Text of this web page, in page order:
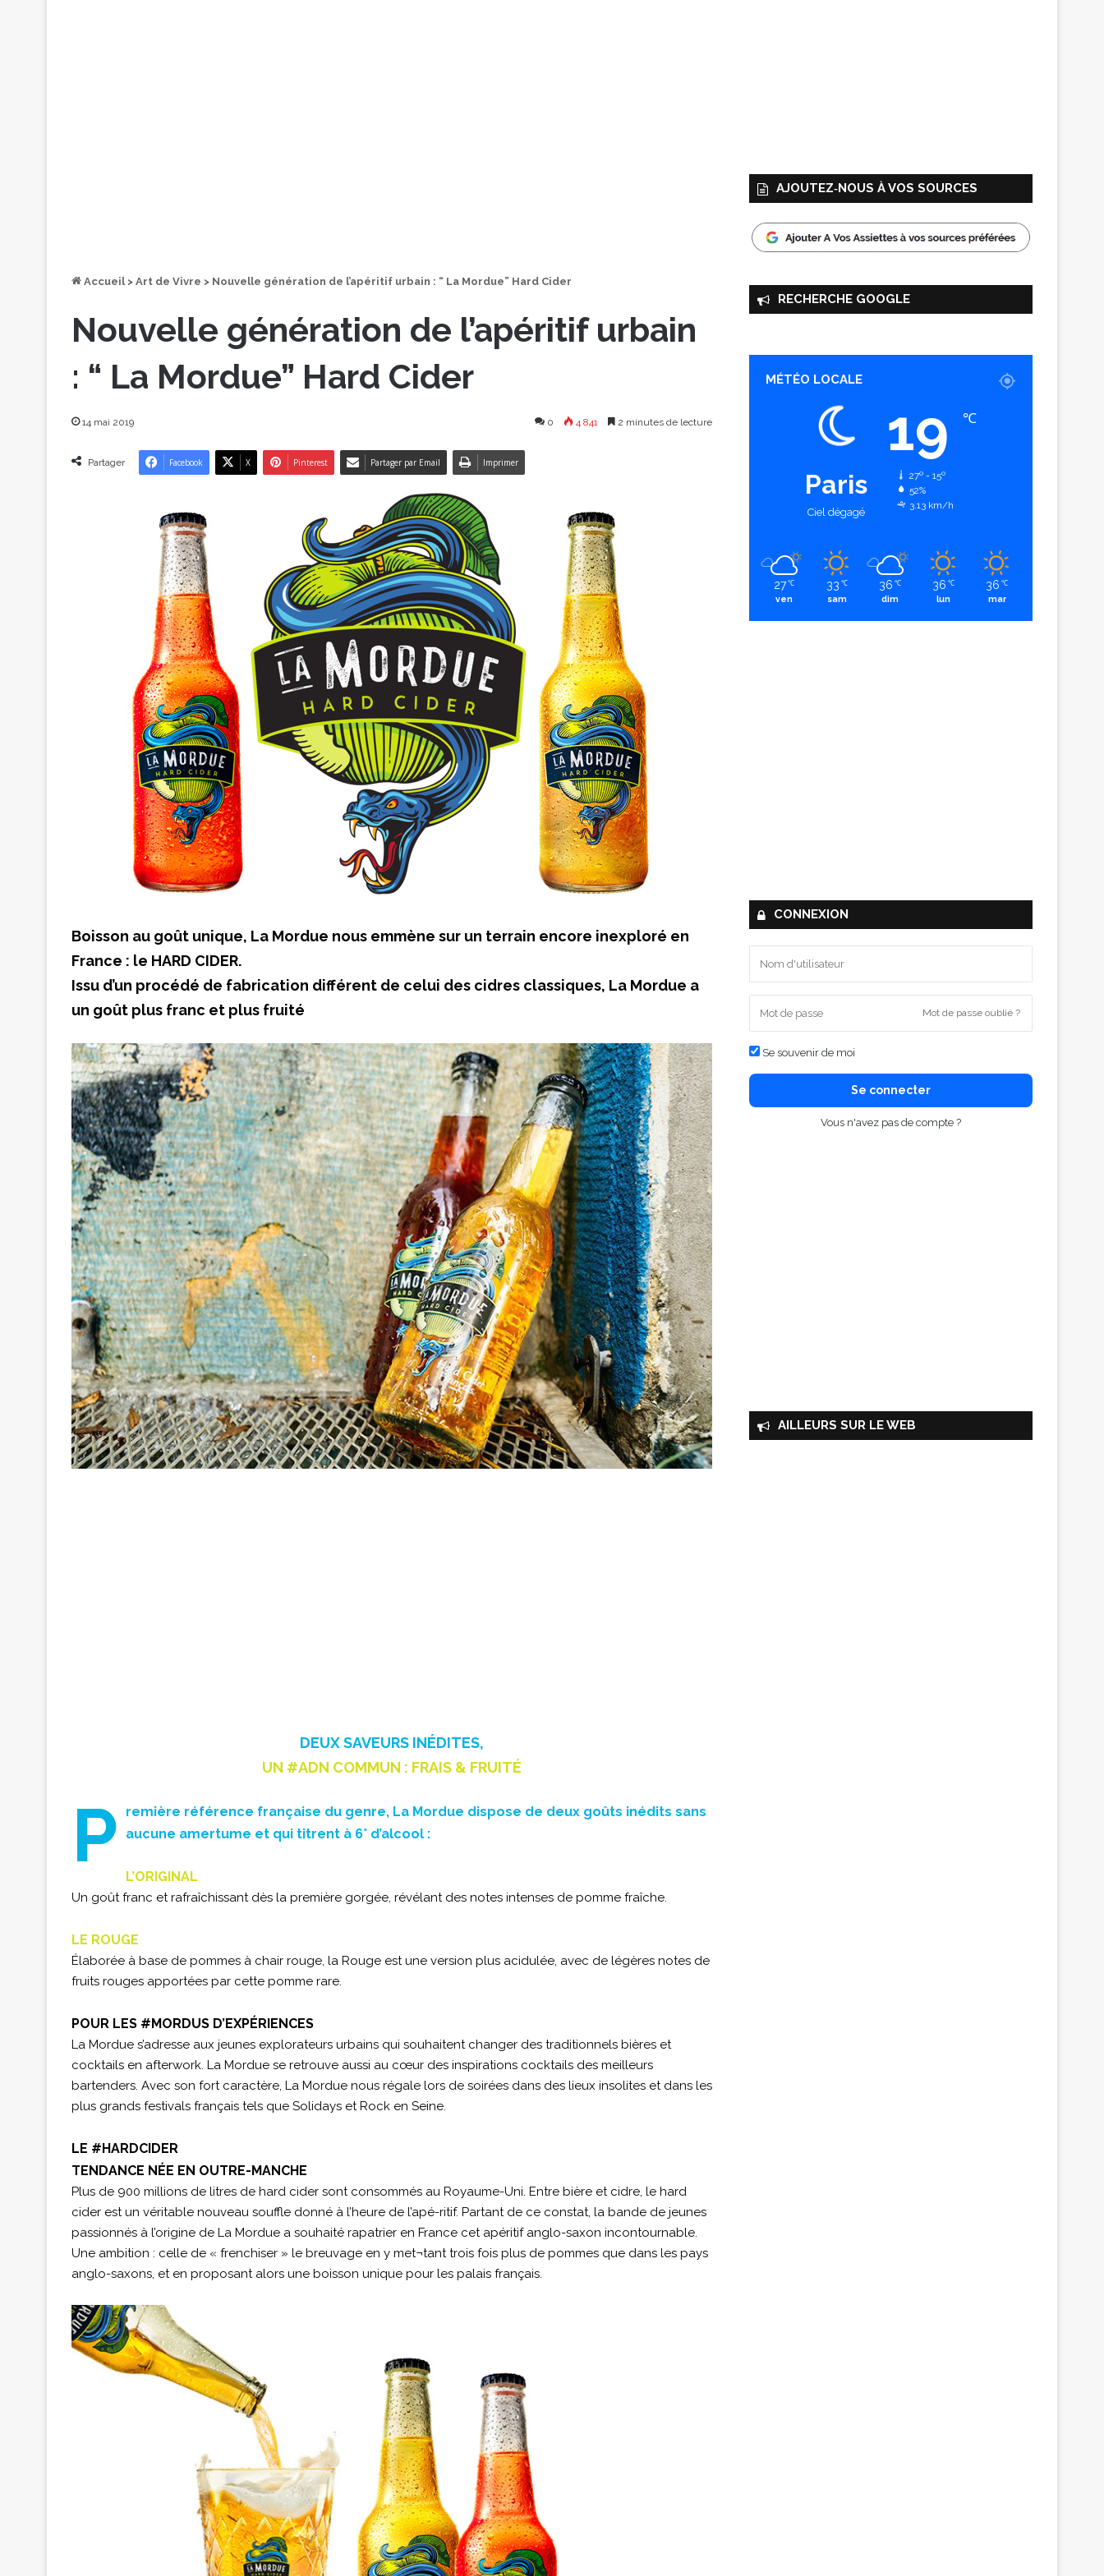
Accueil > Art de Vivre > Nouvelle génération de l’apéritif urbain : “ La Mordue” Hard Cider
Nouvelle génération de l’apéritif urbain
: “ La Mordue” Hard Cider
14 mai 2019 0 4 841 2 minutes de lecture
Partager Facebook X Pinterest Partager par Email Imprimer
Boisson au goût unique, La Mordue nous emmène sur un terrain encore inexploré en
France : le HARD CIDER.
Issu d’un procédé de fabrication différent de celui des cidres classiques, La Mordue a
un goût plus franc et plus fruité
DEUX SAVEURS INÉDITES,
UN #ADN COMMUN : FRAIS & FRUITÉ
P
remière référence française du genre, La Mordue dispose de deux goûts inédits sans
aucune amertume et qui titrent à 6° d’alcool :
L’ORIGINAL
Un goût franc et rafraîchissant dès la première gorgée, révélant des notes intenses de pomme fraîche.
LE ROUGE
Élaborée à base de pommes à chair rouge, la Rouge est une version plus acidulée, avec de légères notes de
fruits rouges apportées par cette pomme rare.
POUR LES #MORDUS D’EXPÉRIENCES
La Mordue s’adresse aux jeunes explorateurs urbains qui souhaitent changer des traditionnels bières et
cocktails en afterwork. La Mordue se retrouve aussi au cœur des inspirations cocktails des meilleurs
bartenders. Avec son fort caractère, La Mordue nous régale lors de soirées dans des lieux insolites et dans les
plus grands festivals français tels que Solidays et Rock en Seine.
LE #HARDCIDER
TENDANCE NÉE EN OUTRE-MANCHE
Plus de 900 millions de litres de hard cider sont consommés au Royaume-Uni. Entre bière et cidre, le hard
cider est un véritable nouveau souffle donné à l’heure de l’apé-ritif. Partant de ce constat, la bande de jeunes
passionnés à l’origine de La Mordue a souhaité rapatrier en France cet apéritif anglo-saxon incontournable.
Une ambition : celle de « frenchiser » le breuvage en y met¬tant trois fois plus de pommes que dans les pays
anglo-saxons, et en proposant alors une boisson unique pour les palais français.
AJOUTEZ‑NOUS À VOS SOURCES
RECHERCHE GOOGLE
MÉTÉO LOCALE
Paris
Ciel dégagé
19 ℃
27º - 15º
52%
3.13 km/h
27 ℃
ven
33 ℃
sam
36 ℃
dim
36 ℃
lun
36 ℃
mar
CONNEXION
Mot de passe oublié ?
Se souvenir de moi
Se connecter
Vous n'avez pas de compte ?
AILLEURS SUR LE WEB